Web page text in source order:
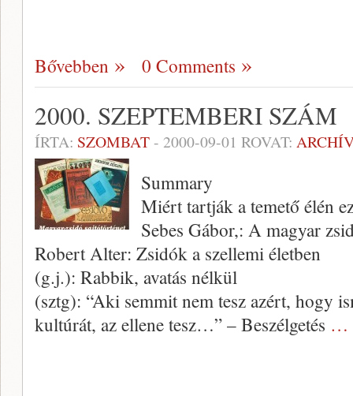
Bővebben 0 Comments
2000. SZEPTEMBERI SZÁM
ÍRTA: SZOMBAT- 2000-09-01 ROVAT:
Summary
Miért tartják a temető élén
Sebes Gábor,: A magyar
Robert Alter: Zsidók a szellemi életben
(g.j.): Rabbik, avatás nélkül
(sztg): “Aki semmit nem tesz azért, hogy
kultúrát, az ellene tesz…” – Beszélgetés …